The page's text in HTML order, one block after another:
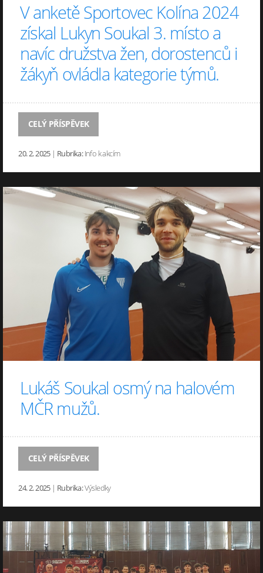
V anketě Sportovec Kolína 2024
získal Lukyn Soukal 3. místo a
navíc družstva žen, dorostenců i
žákyň ovládla kategorie týmů.
CELÝ PŘÍSPĚVEK
20. 2. 2025 | Rubrika: Info k akcím
Lukáš Soukal osmý na halovém
MČR mužů.
CELÝ PŘÍSPĚVEK
24. 2. 2025 | Rubrika:Výsledky